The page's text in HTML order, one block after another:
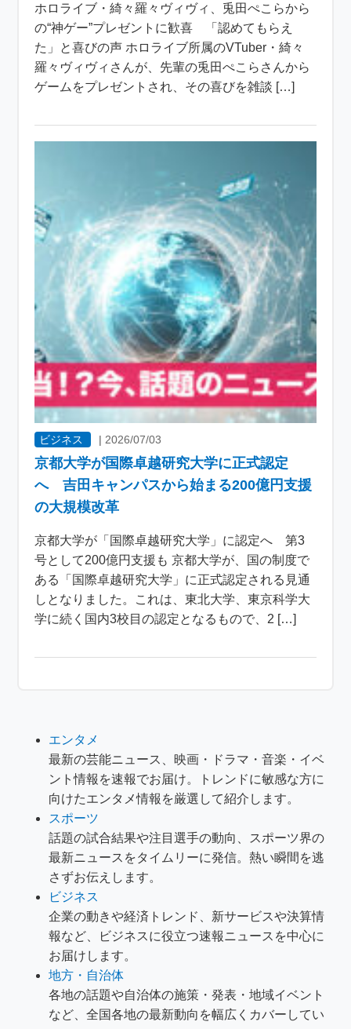
ホロライブ・綺々羅々ヴィヴィ、兎田ぺこらから
の“神ゲー”プレゼントに歓喜 「認めてもらえ
た」と喜びの声 ホロライブ所属のVTuber・綺々
羅々ヴィヴィさんが、先輩の兎田ぺこらさんから
ゲームをプレゼントされ、その喜びを雑談 […]
ビジネス | 2026/07/03
京都大学が国際卓越研究大学に正式認定
へ 吉田キャンパスから始まる200億円支援
の大規模改革
京都大学が「国際卓越研究大学」に認定へ 第3
号として200億円支援も 京都大学が、国の制度で
ある「国際卓越研究大学」に正式認定される見通
しとなりました。これは、東北大学、東京科学大
学に続く国内3校目の認定となるもので、2 […]
エンタメ
最新の芸能ニュース、映画・ドラマ・音楽・イベ
ント情報を速報でお届け。トレンドに敏感な方に
向けたエンタメ情報を厳選して紹介します。
スポーツ
話題の試合結果や注目選手の動向、スポーツ界の
最新ニュースをタイムリーに発信。熱い瞬間を逃
さずお伝えします。
ビジネス
企業の動きや経済トレンド、新サービスや決算情
報など、ビジネスに役立つ速報ニュースを中心に
お届けします。
地方・自治体
各地の話題や自治体の施策・発表・地域イベント
など、全国各地の最新動向を幅広くカバーしてい